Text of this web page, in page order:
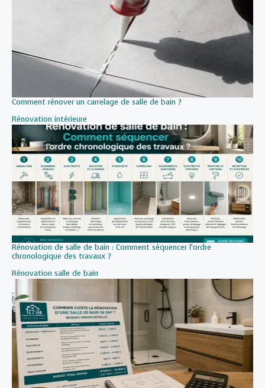
Comment rénover un carrelage de salle de bain ?
Par rapport à
Rénovation intérieure
Rénovation de salle de bain : Comment séquencer l’ordre
chronologique des travaux ?
Par rapport à
Rénovation salle de bain